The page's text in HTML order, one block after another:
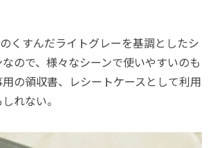
くすんだライトグレーを基調としたシ
ので、様々なシーンで使いやすいのも
の領収書、レシートケースとして利用
れない。